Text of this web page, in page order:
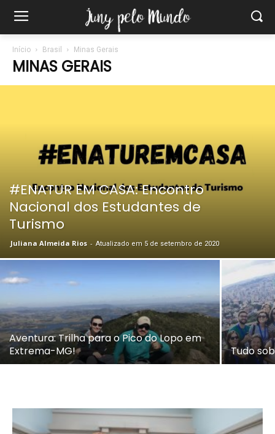
Início Brasil Minas Gerais
MINAS GERAIS
#ENATUR EM CASA: Encontro
Nacional dos Estudantes de
Turismo
Juliana Almeida Rios - Atualizado em 5 de setembro de 2020
Aventura: Trilha para o Pico do Lopo em
Extrema-MG!
Tudo